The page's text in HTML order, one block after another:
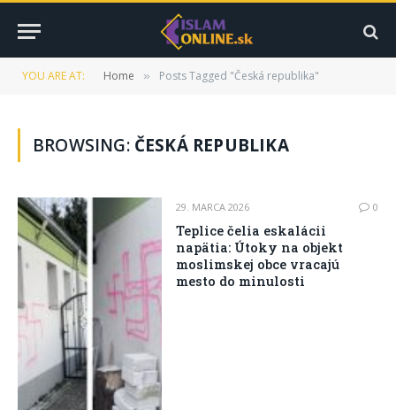
YOU ARE AT: Home » Posts Tagged "Česká republika"
BROWSING: ČESKÁ REPUBLIKA
29. MARCA 2026 0
Teplice čelia eskalácii
napätia: Útoky na objekt
moslimskej obce vracajú
mesto do minulosti